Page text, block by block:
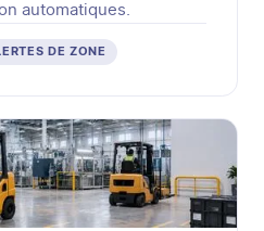
automatiques.
DE ZONE